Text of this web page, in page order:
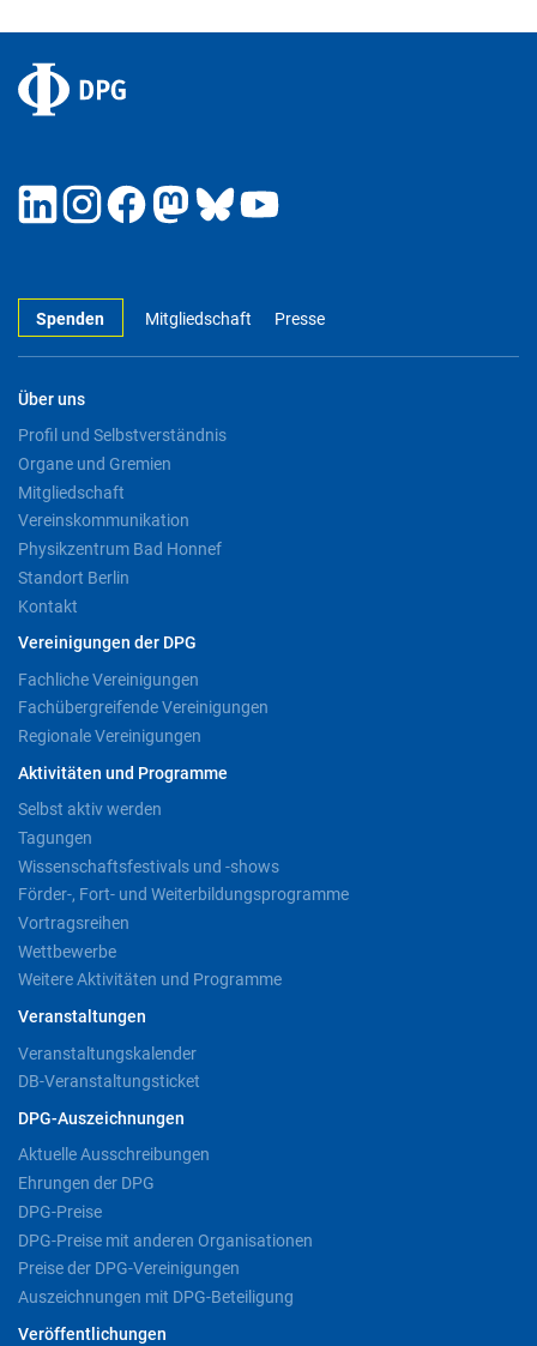
Spenden Mitgliedschaft Presse
Über uns
Profil und Selbstverständnis
Organe und Gremien
Mitgliedschaft
Vereinskommunikation
Physikzentrum Bad Honnef
Standort Berlin
Kontakt
Vereinigungen der DPG
Fachliche Vereinigungen
Fachübergreifende Vereinigungen
Regionale Vereinigungen
Aktivitäten und Programme
Selbst aktiv werden
Tagungen
Wissenschaftsfestivals und -shows
Förder-, Fort- und Weiterbildungsprogramme
Vortragsreihen
Wettbewerbe
Weitere Aktivitäten und Programme
Veranstaltungen
Veranstaltungskalender
DB-Veranstaltungsticket
DPG-Auszeichnungen
Aktuelle Ausschreibungen
Ehrungen der DPG
DPG-Preise
DPG-Preise mit anderen Organisationen
Preise der DPG-Vereinigungen
Auszeichnungen mit DPG-Beteiligung
Veröffentlichungen